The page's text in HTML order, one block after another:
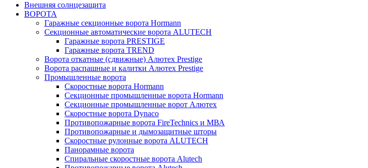
Внешняя солнцезащита
ВОРОТА
Гаражные секционные ворота Hormann
Секционные автоматические ворота ALUTECH
Гаражные ворота PRESTIGE
Гаражные ворота TREND
Ворота откатные (сдвижные) Алютех Prestige
Ворота распашные и калитки Алютех Prestige
Промышленные ворота
Скоростные ворота Hormann
Секционные промышленные ворота Hormann
Секционные промышленные ворот Алютех
Скоростные ворота Dynaco
Противопожарные ворота FireTechnics и МВА
Противопожарные и дымозащитные шторы
Скоростные рулонные ворота ALUTECH
Панорамные ворота
Спиральные скоростные ворота Alutech